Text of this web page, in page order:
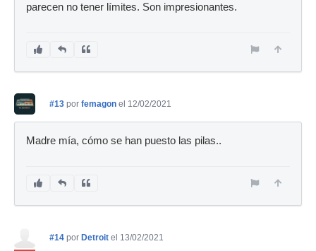
parecen no tener límites. Son impresionantes.
#13 por femagon el 12/02/2021
Madre mía, cómo se han puesto las pilas..
#14 por Detroit el 13/02/2021